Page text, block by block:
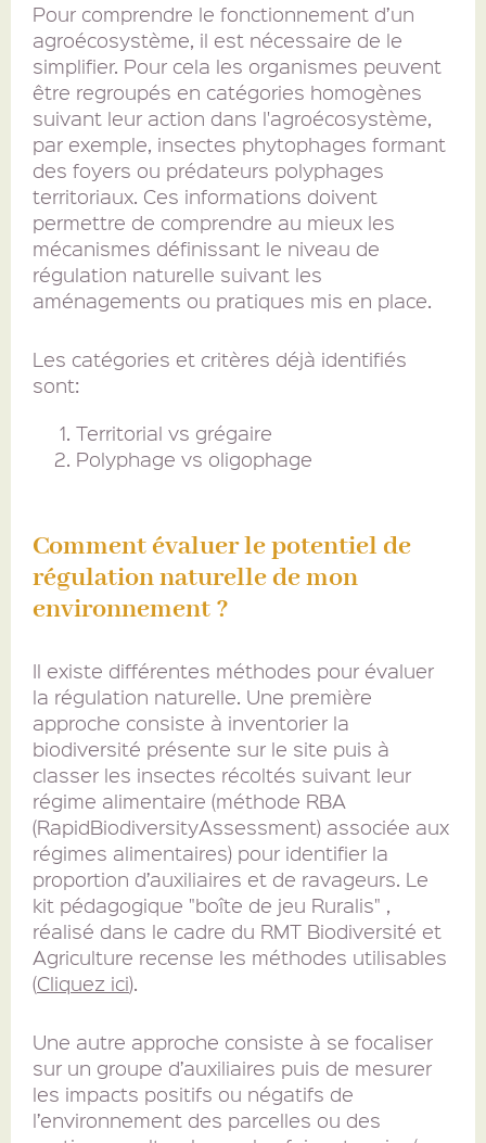
Pour comprendre le fonctionnement d’un
agroécosystème, il est nécessaire de le
simplifier. Pour cela les organismes peuvent
être regroupés en catégories homogènes
suivant leur action dans l'agroécosystème,
par exemple, insectes phytophages formant
des foyers ou prédateurs polyphages
territoriaux. Ces informations doivent
permettre de comprendre au mieux les
mécanismes définissant le niveau de
régulation naturelle suivant les
aménagements ou pratiques mis en place.
Les catégories et critères déjà identifiés
sont:
Territorial vs grégaire
Polyphage vs oligophage
Comment évaluer le potentiel de
régulation naturelle de mon
environnement ?
Il existe différentes méthodes pour évaluer
la régulation naturelle. Une première
approche consiste à inventorier la
biodiversité présente sur le site puis à
classer les insectes récoltés suivant leur
régime alimentaire (méthode RBA
(RapidBiodiversityAssessment) associée aux
régimes alimentaires) pour identifier la
proportion d’auxiliaires et de ravageurs. Le
kit pédagogique "boîte de jeu Ruralis" ,
réalisé dans le cadre du RMT Biodiversité et
Agriculture recense les méthodes utilisables
(Cliquez ici).
Une autre approche consiste à se focaliser
sur un groupe d’auxiliaires puis de mesurer
les impacts positifs ou négatifs de
l’environnement des parcelles ou des